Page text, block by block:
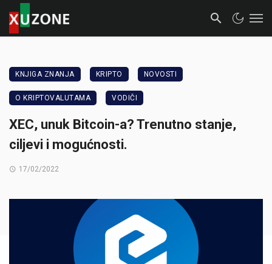
KNJIGA ZNANJA KRIPTO NOVOSTI
O KRIPTOVALUTAMA VODIČI
XEC, unuk Bitcoin-a? Trenutno stanje,
ciljevi i mogućnosti.
17/02/2022